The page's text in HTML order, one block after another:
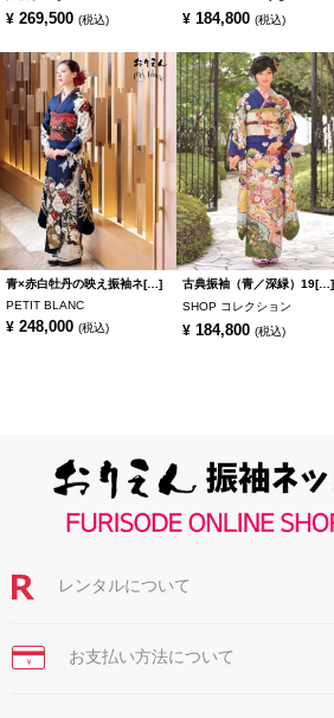
¥ 269,500 (税込) ¥ 184,800 (税込)
青×赤白牡丹の映え振袖ネ[…]
PETIT BLANC
¥ 248,000 (税込)
古典振袖（青／深緑）19[…]
SHOP コレクション
¥ 184,800 (税込)
レンタルについて
￥ お支払い方法について